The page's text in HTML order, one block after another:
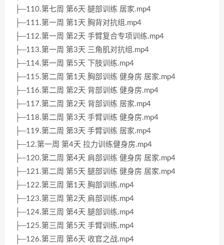
├─110.第七周 第6天 腿部训练 居家.mp4
├─111.第一周 第1天 胸背对抗组.mp4
├─112.第一周 第2天 手臂复合专项训练.mp4
├─113.第一周 第3天 三角肌对抗组.mp4
├─114.第一周 第5天 下肢训练.mp4
├─115.第二周 第1天 胸部训练 健身房 居家.mp4
├─116.第二周 第2天 背部训练 健身房.mp4
├─117.第二周 第2天 背部训练 居家.mp4
├─118.第二周 第3天 手臂训练 健身房.mp4
├─119.第二周 第3天 手臂训练 居家.mp4
├─12.第一周 第4天 拉力训练健身房.mp4
├─120.第二周 第4天 肩部训练 健身房 居家.mp4
├─121.第二周 第5天 腿部训练 健身房 居家.mp4
├─122.第三周 第1天 胸部训练.mp4
├─123.第三周 第2天 肩部训练.mp4
├─124.第三周 第4天 腿部训练.mp4
├─125.第三周 第5天 手臂训练.mp4
├─126.第三周 第6天 收官之战.mp4